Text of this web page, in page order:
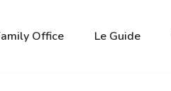
Office Le Guide